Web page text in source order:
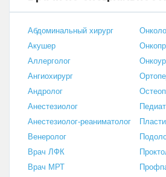
Абдоминальный хирург
Акушер
Аллерголог
Ангиохирург
Андролог
Анестезиолог
Анестезиолог-реаниматолог
Венеролог
Врач ЛФК
Врач МРТ